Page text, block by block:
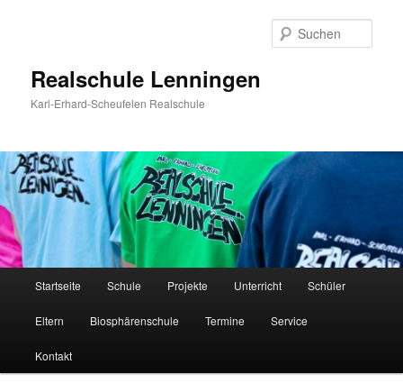
Realschule Lenningen
Karl-Erhard-Scheufelen Realschule
Startseite Schule Projekte Unterricht Schüler
Eltern Biosphärenschule Termine Service
Kontakt